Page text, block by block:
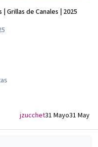
| Grillas de Canales | 2025
jzucchet31 Mayo31 May